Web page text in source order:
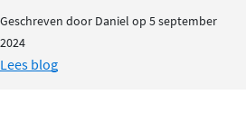
Duurzaam en
Gemaakt van hoogwaardig messing
Geschreven door Daniel op 5 september
2024
Lees blog